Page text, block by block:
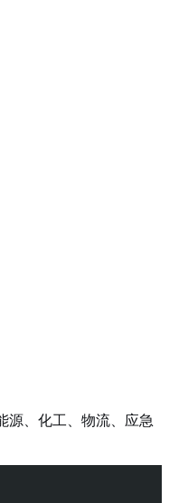
源、化工、物流、应急